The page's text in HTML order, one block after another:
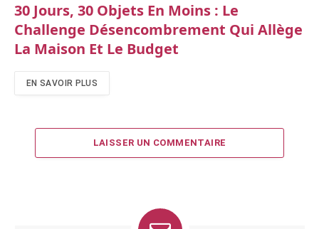
30 Jours, 30 Objets En Moins : Le
Challenge Désencombrement Qui Allège
La Maison Et Le Budget
EN SAVOIR PLUS
LAISSER UN COMMENTAIRE